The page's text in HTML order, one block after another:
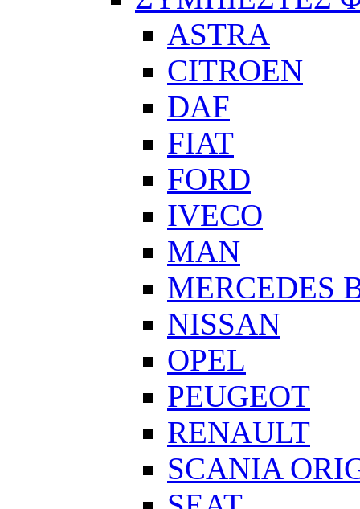
ASTRA
CITROEN
DAF
FIAT
FORD
IVECO
MAN
MERCEDES
NISSAN
OPEL
PEUGEOT
RENAULT
SCANIA